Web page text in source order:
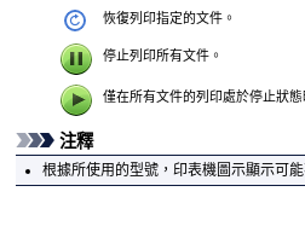
恢復列印指定的文件。
停止列印所有文件。
僅在所有文件的列印處於停止狀
注釋
根據所使用的型號，印表機圖示顯示可能